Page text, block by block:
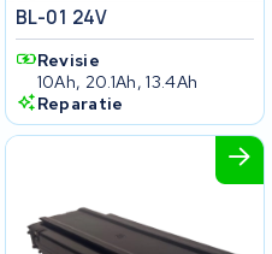
BL-01 24V
Revisie
10Ah, 20.1Ah, 13.4Ah
Reparatie